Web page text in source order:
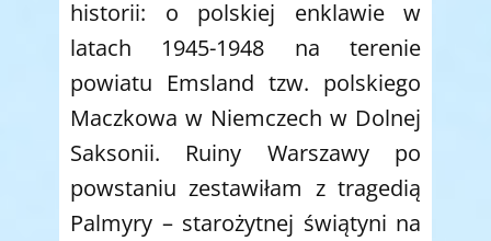
historii: o polskiej enklawie w
latach 1945-1948 na terenie
powiatu Emsland tzw. polskiego
Maczkowa w Niemczech w Dolnej
Saksonii. Ruiny Warszawy po
powstaniu zestawiłam z tragedią
Palmyry – starożytnej świątyni na